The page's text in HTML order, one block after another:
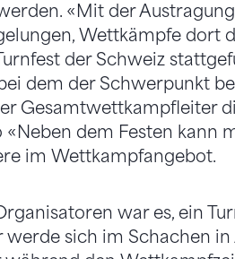
«Mit der
Wettkämpfe dort
der Schweiz
dem der Schwerpunkt
Gesamtwettkampfleiter
dem Festen kann
im Wettkampfangebot.
war es, ein
werde sich im Schachen